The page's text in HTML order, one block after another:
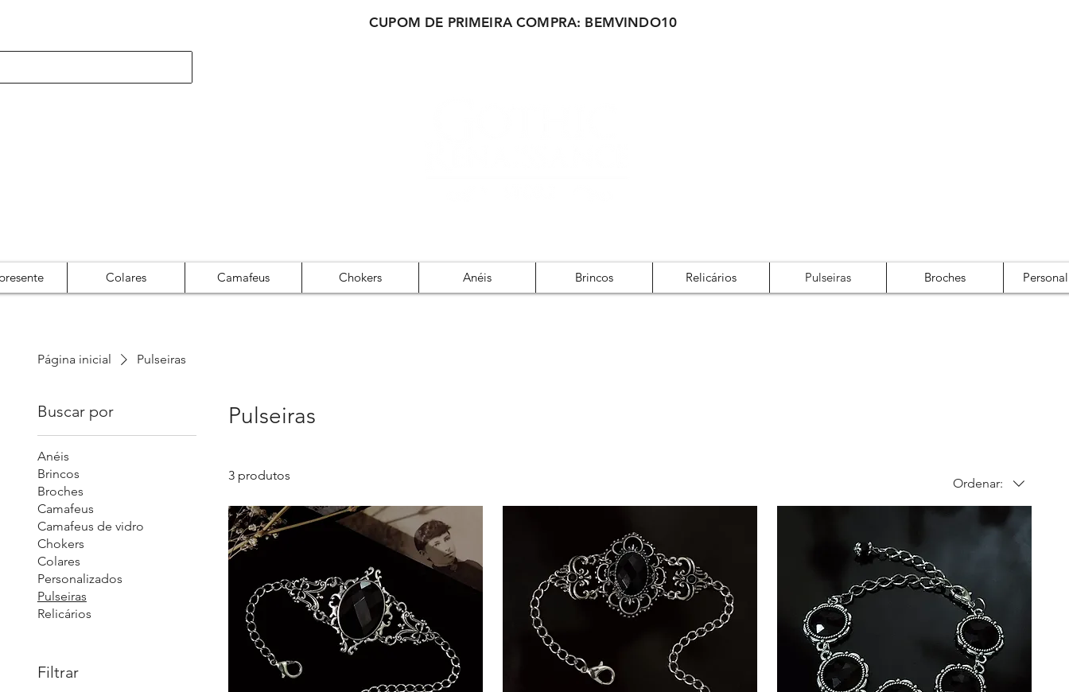
CUPOM DE PRIMEIRA COMPRA: BEMVINDO10
Colares Camafeus Chokers Anéis Brincos Relicários Pulseiras Broches
Página inicial Pulseiras
Buscar por
Anéis
Brincos
Broches
Camafeus
Camafeus de vidro
Chokers
Colares
Personalizados
Pulseiras
Relicários
Filtrar
Pulseiras
3 produtos
Ordenar: